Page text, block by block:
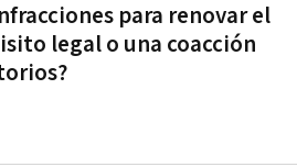
para renovar el
legal o una coacción